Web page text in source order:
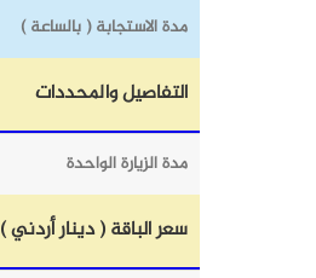
مدة الاستجابة ( بالساعة )
التفاصيل والمحددات
مدة الزيارة الواحدة
سعر الباقة ( دينار أردني )